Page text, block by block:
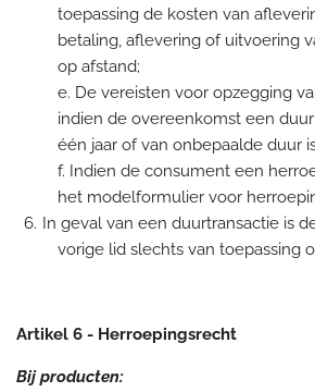
toepassing de kosten van
betaling, aflevering of uitvoering
op afstand;
e. De vereisten voor opzegging
indien de overeenkomst een
één jaar of van onbepaalde duur
f. Indien de consument een
het modelformulier voor
In geval van een duurtransactie is
vorige lid slechts van toepassing
Artikel 6 - Herroepingsrecht
Bij producten: